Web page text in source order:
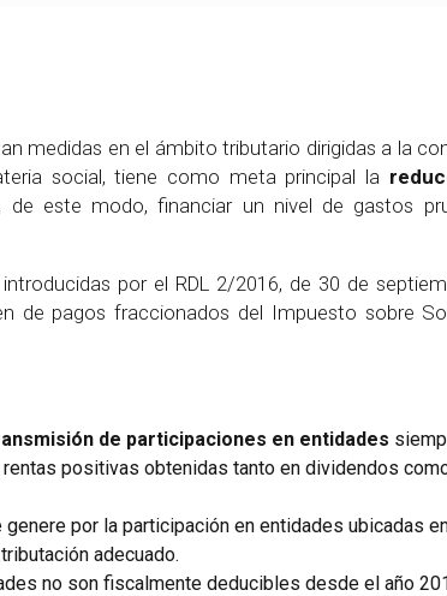
medidas en el ámbito tributario dirigidas a la
social, tiene como meta principal la
de este modo, financiar un nivel de gastos
por el RDL 2/2016, de 30 de
de pagos fraccionados del Impuesto sobre
de participaciones en entidades
positivas obtenidas tanto en dividendos
por la participación en entidades ubicadas
adecuado.
no son fiscalmente deducibles desde el año